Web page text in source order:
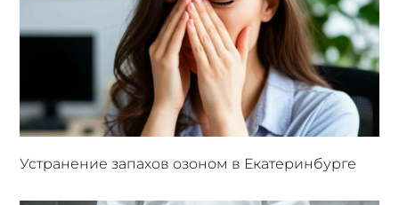
Устранение запахов озоном в Екатеринбурге